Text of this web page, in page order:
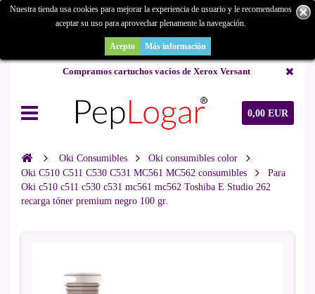
¿Buscas un repuesto de copiadora o buscas una de ocasión y no la
encuentras? Consúltanos.
Compramos cartuchos vacíos de Xerox Versant
0,00 EUR
Nuestra tienda usa cookies para mejorar la experiencia de usuario y le recomendamos
aceptar su uso para aprovechar plenamente la navegación.
Acepto Más información
Oki Consumibles
Oki consumibles color
Oki C510 C511 C530 C531 MC561 MC562 consumibles
Para
Oki c510 c511 c530 c531 mc561 mc562 Toshiba E Studio 262
recarga tóner premium negro 100 gr.